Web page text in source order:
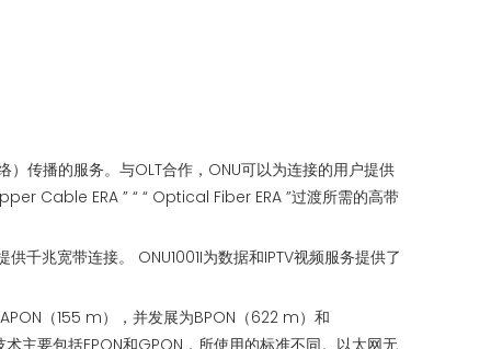
传播的服务。与OLT合作，ONU可以为连接的用户提供
Cable ERA ” “ “ Optical Fiber ERA ”过渡所需的高带
千兆宽带连接。 ONU1001I为数据和IPTV视频服务提供了
（155 m），并发展为BPON（622 m）和
主要包括EPON和GPON，所使用的标准不同。以太网无